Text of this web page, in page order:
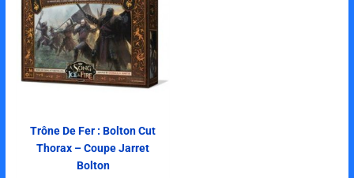
Trône De Fer : Bolton Cut
Thorax – Coupe Jarret
Bolton